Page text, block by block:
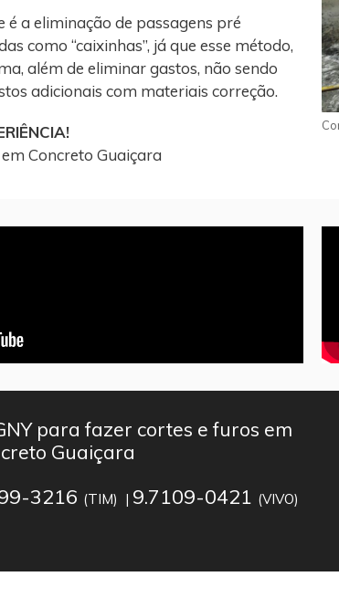
a eliminação de passagens pré
como “caixinhas”, já que esse método,
além de eliminar gastos, não sendo
adicionais com materiais correção.
Concreto Guaiçara
para fazer cortes e furos em
Guaiçara
3216 (TIM) | 9.7109-0421 (VIVO)